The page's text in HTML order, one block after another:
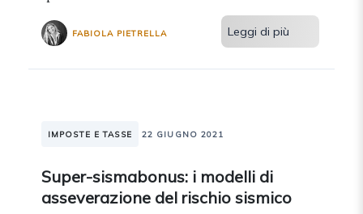
FABIOLA PIETRELLA Leggi di più
IMPOSTE E TASSE 22 GIUGNO 2021
Super-sismabonus: i modelli di
asseverazione del rischio sismico